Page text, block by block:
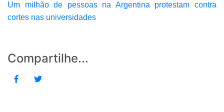
Um milhão de pessoas na Argentina protestam contra
cortes nas universidades
Compartilhe...